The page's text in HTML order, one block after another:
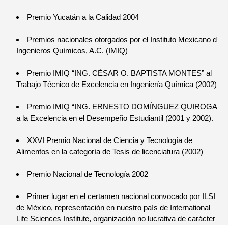
Premio Yucatán a la Calidad 2004
Premios nacionales otorgados por el Instituto Mexicano de
Ingenieros Químicos, A.C. (IMIQ)
Premio IMIQ “ING. CÉSAR O. BAPTISTA MONTES” al
Trabajo Técnico de Excelencia en Ingeniería Química (2002)
Premio IMIQ “ING. ERNESTO DOMÍNGUEZ QUIROGA”
a la Excelencia en el Desempeño Estudiantil (2001 y 2002).
XXVI Premio Nacional de Ciencia y Tecnología de
Alimentos en la categoría de Tesis de licenciatura (2002)
Premio Nacional de Tecnología 2002
Primer lugar en el certamen nacional convocado por ILSI
de México, representación en nuestro país de International
Life Sciences Institute, organización no lucrativa de carácter